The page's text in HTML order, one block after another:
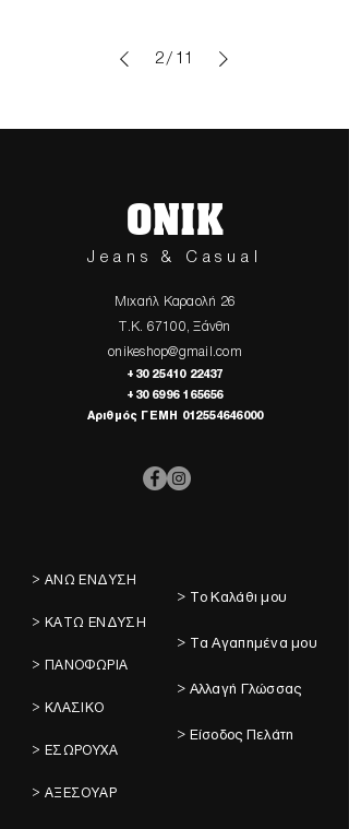
2 / 11
ONIK
Jeans & Casual
Μιχαήλ Καραολή 26
Τ.Κ. 67100, Ξάνθη
onikeshop@gmail.com
+30 25410 22437
+30 6996 165656
Αριθμός ΓΕΜΗ
012554646000
> ΑΝΩ ΕΝΔΥΣΗ
> ΚΑΤΩ ΕΝΔΥΣΗ
> ΠΑΝΟΦΩΡΙΑ
> ΚΛΑΣΙΚΟ
> ΕΣΩΡΟΥΧΑ
> ΑΞΕΣΟΥΑΡ
> Το Καλάθι μου
> Τα Αγαπημένα μου
> Αλλαγή Γλώσσας
> Είσοδος Πελάτη